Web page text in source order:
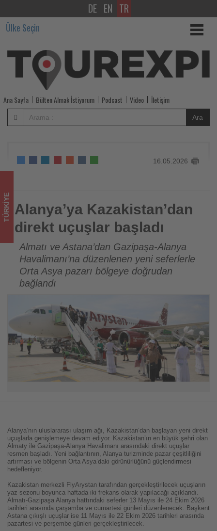
Alanya’ya
Kazakistan’dan
direkt
uçuşlar
başladı
Tourexpi,
sizler
için
turizmde
olup
bitenleri
takip
ediyor!
DE EN TR
Ülke Seçin
Ana Sayfa Bülten Almak İstiyorum Podcast Video İletişim
Ara
16.05.2026
Alanya’ya Kazakistan’dan direkt uçuşlar başladı
TÜRKIYE Alanya’ya Kazakistan’dan
direkt uçuşlar başladı
Almatı ve Astana’dan Gazipaşa-Alanya
Havalimanı’na düzenlenen yeni seferlerle
Orta Asya pazarı bölgeye doğrudan
bağlandı
Alanya’nın uluslararası ulaşım ağı, Kazakistan’dan başlayan yeni direkt
uçuşlarla genişlemeye devam ediyor. Kazakistan’ın en büyük şehri olan
Almaty ile Gazipaşa-Alanya Havalimanı arasındaki direkt uçuşlar
resmen başladı. Yeni bağlantının, Alanya turizminde pazar çeşitliliğini
artırması ve bölgenin Orta Asya’daki görünürlüğünü güçlendirmesi
hedefleniyor.
Kazakistan merkezli FlyArystan tarafından gerçekleştirilecek uçuşların
yaz sezonu boyunca haftada iki frekans olarak yapılacağı açıklandı.
Almatı-Gazipaşa Alanya hattındaki seferler 13 Mayıs ile 24 Ekim 2026
tarihleri arasında çarşamba ve cumartesi günleri düzenlenecek. Başkent
Astana çıkışlı uçuşlar ise 11 Mayıs ile 22 Ekim 2026 tarihleri arasında
pazartesi ve perşembe günleri gerçekleştirilecek.